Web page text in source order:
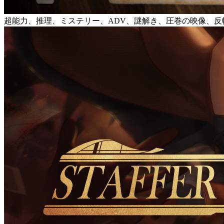
超能力、推理、ミステリー、ADV、謎解き、圧巻の映像、反